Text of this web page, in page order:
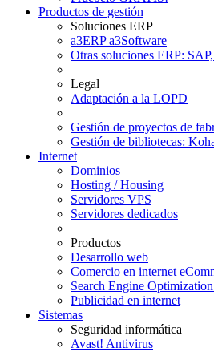
Productos de gestión
Soluciones ERP
a3ERP a3Software
Otras soluciones ERP:
Legal
Adaptación a la LOPD
Gestión de proyectos de
Gestión de bibliotecas:
Internet
Dominios
Hosting / Housing
Servidores VPS
Servidores dedicados
Productos
Desarrollo web
Comercio en internet
Search Engine
Publicidad en internet
Sistemas
Seguridad informática
Avast! Antivirus